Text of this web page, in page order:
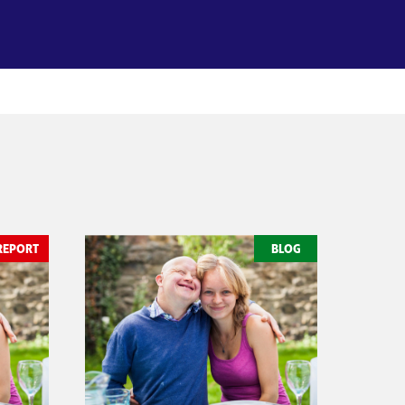
BLOG